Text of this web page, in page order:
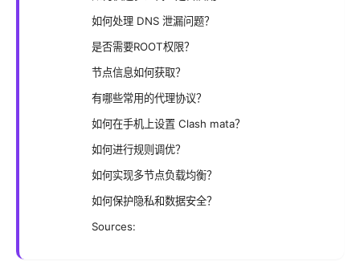
如何处理 DNS 泄漏问题？
是否需要ROOT权限？
节点信息如何获取？
有哪些常用的代理协议？
如何在手机上设置 Clash mata？
如何进行规则调优？
如何实现多节点负载均衡？
如何保护隐私和数据安全？
Sources: